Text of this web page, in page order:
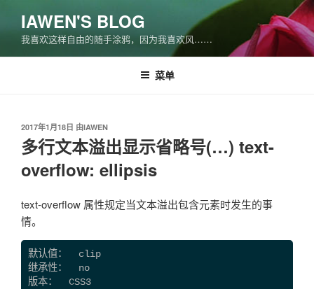
容
IAWEN'S BLOG
我喜欢这样自由的随手涂鸦，因为我喜欢风……
菜单
发
布
于
2017年1月18日 由IAWEN
多行文本溢出显示省略号(…) text-
overflow: ellipsis
text-overflow 属性规定当文本溢出包含元素时发生的事
情。
默认值：  clip
继承性：  no
版本：  CSS3